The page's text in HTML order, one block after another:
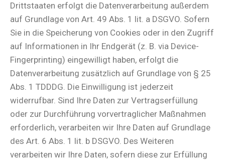
Drittstaaten erfolgt die Datenverarbeitung außerdem
auf Grundlage von Art. 49 Abs. 1 lit. a DSGVO. Sofern
Sie in die Speicherung von Cookies oder in den Zugriff
auf Informationen in Ihr Endgerät (z. B. via Device-
Fingerprinting) eingewilligt haben, erfolgt die
Datenverarbeitung zusätzlich auf Grundlage von § 25
Abs. 1 TDDDG. Die Einwilligung ist jederzeit
widerrufbar. Sind Ihre Daten zur Vertragserfüllung
oder zur Durchführung vorvertraglicher Maßnahmen
erforderlich, verarbeiten wir Ihre Daten auf Grundlage
des Art. 6 Abs. 1 lit. b DSGVO. Des Weiteren
verarbeiten wir Ihre Daten, sofern diese zur Erfüllung